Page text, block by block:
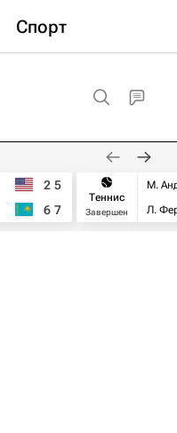
Спорт
2 5
6 7
Теннис
Завершен
М.
Л.